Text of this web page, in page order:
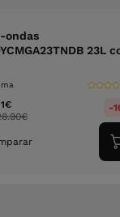
ondas
23L
€
€
-